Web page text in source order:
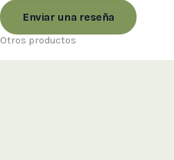
Enviar una reseña
Otros productos